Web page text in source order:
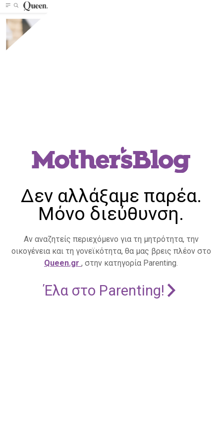
Δεν αλλάξαμε παρέα.
Μόνο διεύθυνση.
Αν αναζητείς περιεχόμενο για τη μητρότητα, την
οικογένεια και τη γονεϊκότητα, θα μας βρεις πλέον στο
Queen.gr , στην κατηγορία Parenting.
Έλα στο Parenting!